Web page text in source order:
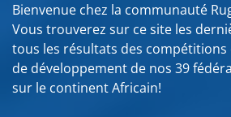
Bienvenue chez la communauté
Vous trouverez sur ce site les
tous les résultats des
de développement de nos 39
sur le continent Africain!